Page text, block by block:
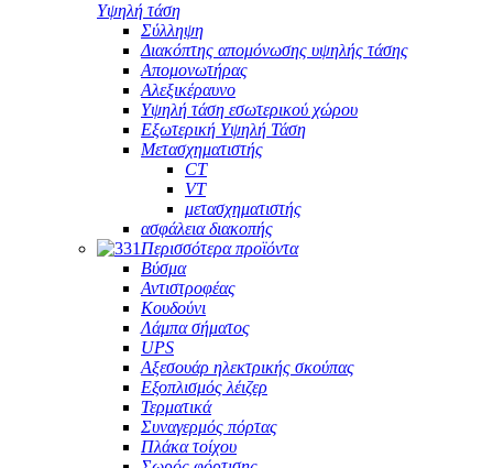
Υψηλή τάση
Σύλληψη
Διακόπτης απομόνωσης υψηλής τάσης
Απομονωτήρας
Αλεξικέραυνο
Υψηλή τάση εσωτερικού χώρου
Εξωτερική Υψηλή Τάση
Μετασχηματιστής
CT
VT
μετασχηματιστής
ασφάλεια διακοπής
Περισσότερα προϊόντα
Βύσμα
Αντιστροφέας
Κουδούνι
Λάμπα σήματος
UPS
Αξεσουάρ ηλεκτρικής σκούπας
Εξοπλισμός λέιζερ
Τερματικά
Συναγερμός πόρτας
Πλάκα τοίχου